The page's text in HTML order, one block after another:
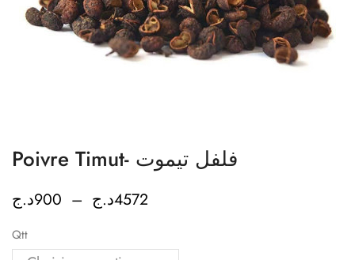
Poivre Timut- فلفل تيموت
900د.ج – 4572د.ج
Qtt